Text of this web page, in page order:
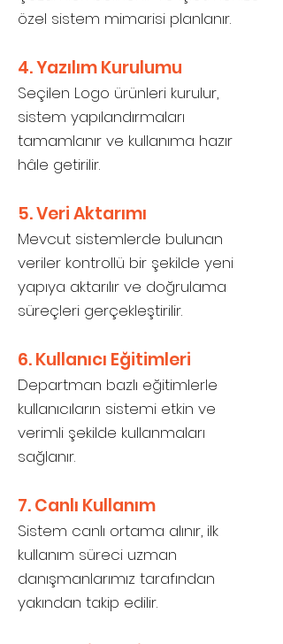
özel sistem mimarisi planlanır.
4. Yazılım Kurulumu
Seçilen Logo ürünleri kurulur,
sistem yapılandırmaları
tamamlanır ve kullanıma hazır
hâle getirilir.
5. Veri Aktarımı
Mevcut sistemlerde bulunan
veriler kontrollü bir şekilde yeni
yapıya aktarılır ve doğrulama
süreçleri gerçekleştirilir.
6. Kullanıcı Eğitimleri
Departman bazlı eğitimlerle
kullanıcıların sistemi etkin ve
verimli şekilde kullanmaları
sağlanır.
7. Canlı Kullanım
Sistem canlı ortama alınır, ilk
kullanım süreci uzman
danışmanlarımız tarafından
yakından takip edilir.